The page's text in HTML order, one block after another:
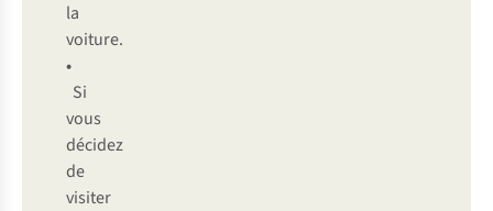
la
voiture.
•
Si
vous
décidez
de
visiter